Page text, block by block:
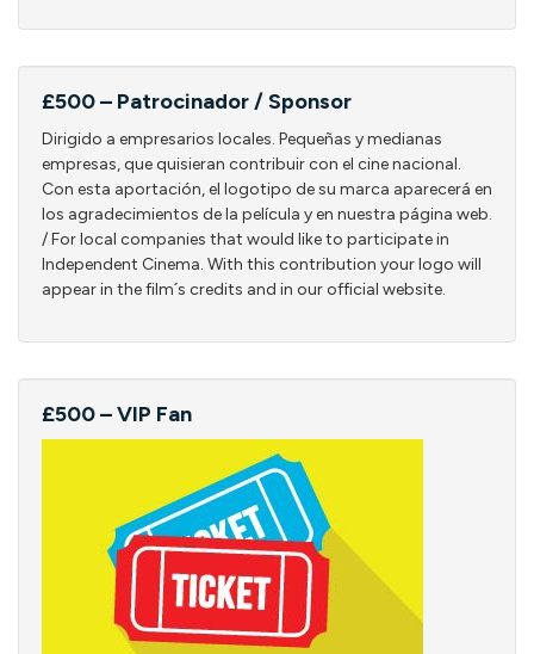
£500 – Patrocinador / Sponsor
Dirigido a empresarios locales. Pequeñas y medianas
empresas, que quisieran contribuir con el cine nacional.
Con esta aportación, el logotipo de su marca aparecerá en
los agradecimientos de la película y en nuestra página web.
/ For local companies that would like to participate in
Independent Cinema. With this contribution your logo will
appear in the film´s credits and in our official website.
£500 – VIP Fan